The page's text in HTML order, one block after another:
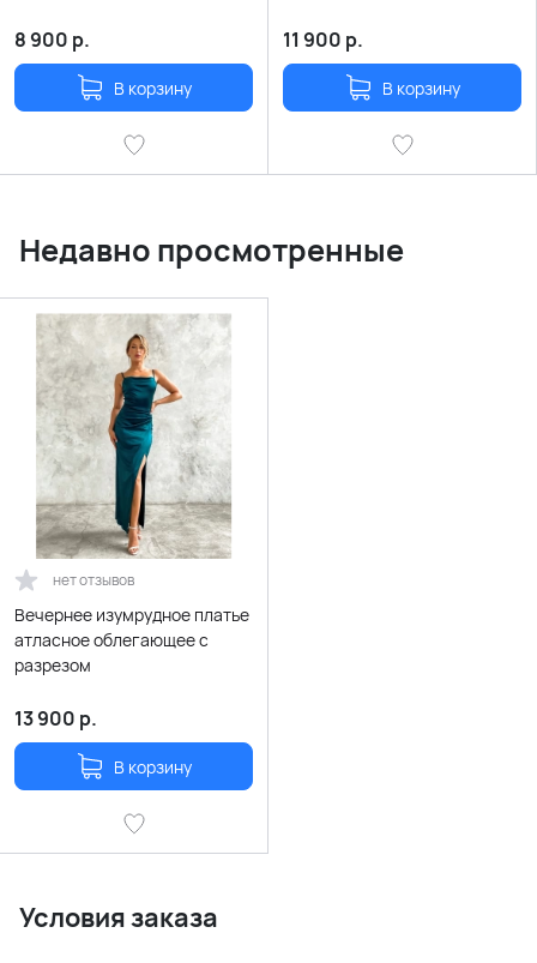
8 900 р.
В корзину
11 900 р.
В корзину
Недавно просмотренные
нет отзывов
Вечернее изумрудное платье
атласное облегающее с
разрезом
13 900 р.
В корзину
Условия заказа